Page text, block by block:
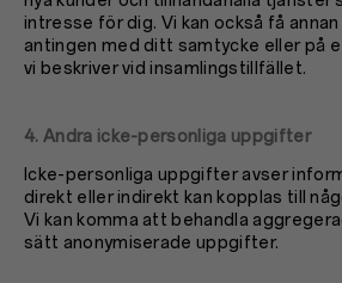
intresse för dig. Vi kan också få
antingen med ditt samtycke eller på
vi beskriver vid insamlingstillfället.
4. Andra icke-personliga uppgifter
Icke-personliga uppgifter avser
direkt eller indirekt kan kopplas till
Vi kan komma att behandla
sätt anonymiserade uppgifter.